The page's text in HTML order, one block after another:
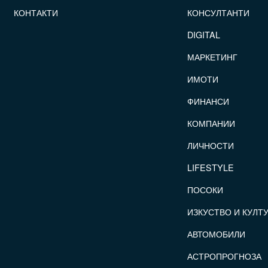
КОНТАКТИ
КОНСУЛТАНТИ
DIGITAL
МАРКЕТИНГ
ИМОТИ
ФИНАНСИ
КОМПАНИИ
ЛИЧНОСТИ
LIFESTYLE
ПОСОКИ
ИЗКУСТВО И
АВТОМОБИЛИ
АСТРОПРОГНОЗА